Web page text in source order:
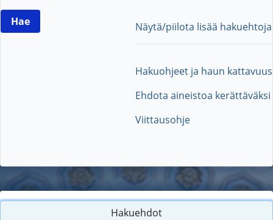
Näytä/piilota lisää hakuehtoja
Hakuohjeet ja haun kattavuus
Ehdota aineistoa kerättäväksi
Viittausohje
Hakuehdot